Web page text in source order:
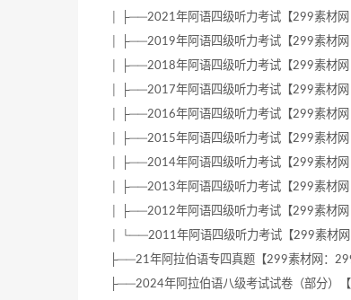
│ ├──2021年阿语四级听力考试【299素材
│ ├──2019年阿语四级听力考试【299素材
│ ├──2018年阿语四级听力考试【299素材
│ ├──2017年阿语四级听力考试【299素材
│ ├──2016年阿语四级听力考试【299素材
│ ├──2015年阿语四级听力考试【299素材
│ ├──2014年阿语四级听力考试【299素材
│ ├──2013年阿语四级听力考试【299素材
│ ├──2012年阿语四级听力考试【299素材
│ └──2011年阿语四级听力考试【299素材
├──21年阿拉伯语专四真题【299素材网：
├──2024年阿拉伯语八级考试试卷（部分）